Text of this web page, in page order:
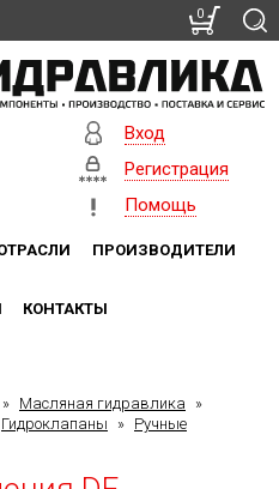
Вход
Регистрация
Помощь
ПРОИЗВОДИТЕЛИ
КОНТАКТЫ
» Масляная гидравлика
»
Гидроклапаны » Ручные
0